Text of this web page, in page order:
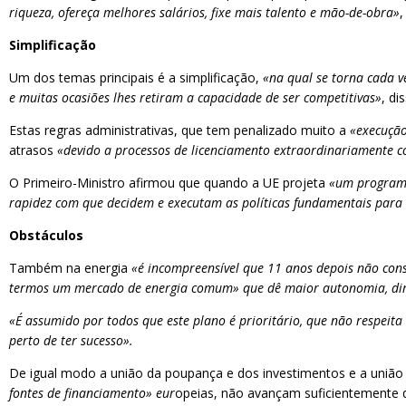
riqueza, ofereça melhores salários, fixe mais talento e mão-de-obra»
Simplificação
Um dos temas principais é a simplificação, «na qual se torna cada
e muitas ocasiões lhes retiram a capacidade de ser competitivas»,
Estas regras administrativas, que tem penalizado muito a
atrasos «devido a processos de licenciamento extraordinariamente
O Primeiro-Ministro afirmou que quando a UE projeta «um
rapidez com que decidem e executam as políticas fundamentais
Obstáculos
Também na energia «é incompreensível que 11 anos depois não
termos um mercado de energia comum» que dê maior autonomia,
«É assumido por todos que este plano é prioritário, que não
perto de ter sucesso».
De igual modo a união da poupança e dos investimentos e a
fontes de financiamento» europeias, não avançam suficientemente